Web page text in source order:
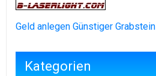
Geld anlegen Günstiger Grabstein
Kategorien